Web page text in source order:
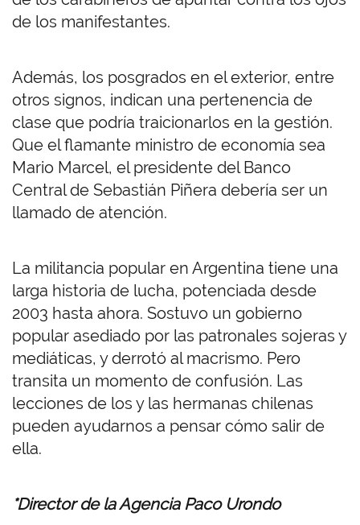
de los manifestantes.
Además, los posgrados en el exterior, entre
otros signos, indican una pertenencia de
clase que podría traicionarlos en la gestión.
Que el flamante ministro de economía sea
Mario Marcel, el presidente del Banco
Central de Sebastián Piñera debería ser un
llamado de atención.
La militancia popular en Argentina tiene una
larga historia de lucha, potenciada desde
2003 hasta ahora. Sostuvo un gobierno
popular asediado por las patronales sojeras y
mediáticas, y derrotó al macrismo. Pero
transita un momento de confusión. Las
lecciones de los y las hermanas chilenas
pueden ayudarnos a pensar cómo salir de
ella.
*Director de la Agencia Paco Urondo